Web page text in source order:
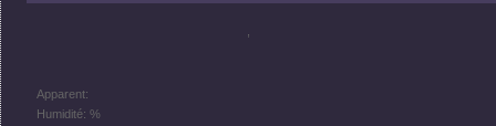
,
Apparent:
Humidité: %